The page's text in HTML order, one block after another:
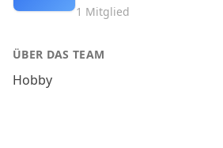
1 Mitglied
ÜBER DAS TEAM
Hobby